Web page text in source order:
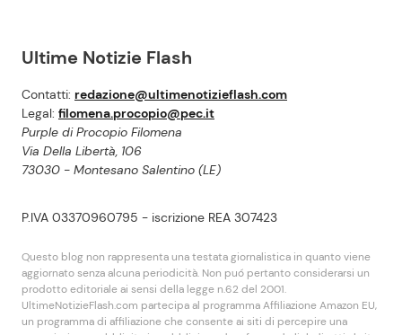
Ultime Notizie Flash
Contatti: redazione@ultimenotizieflash.com
Legal: filomena.procopio@pec.it
Purple di Procopio Filomena
Via Della Libertà, 106
73030 - Montesano Salentino (LE)
P.IVA 03370960795 - iscrizione REA 307423
Questo blog non rappresenta una testata giornalistica in quanto viene
aggiornato senza alcuna periodicità. Non puó pertanto considerarsi un
prodotto editoriale ai sensi della legge n.62 del 2001.
UltimeNotizieFlash.com partecipa al programma Affiliazione Amazon EU,
un programma di affiliazione che consente ai siti di percepire una